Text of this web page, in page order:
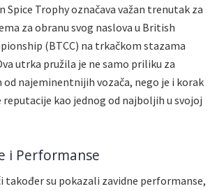
Spice Trophy označava važan trenutak za
za obranu svog naslova u British
(BTCC) na trkačkom stazama
utrka pružila je ne samo priliku za
najeminentnijih vozača, nego je i korak
reputacije kao jednog od najboljih u svojoj
i Performanse
također su pokazali zavidne performanse,